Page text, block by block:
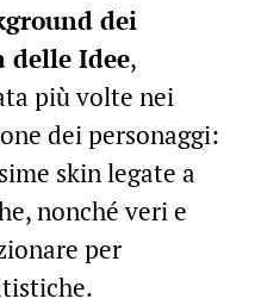
dei
delle Idee,
più volte nei
dei personaggi:
skin legate a
nonché veri e
per